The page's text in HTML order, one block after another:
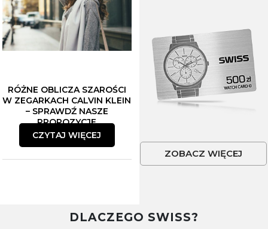
RÓŻNE OBLICZA SZAROŚCI
W ZEGARKACH CALVIN KLEIN
– SPRAWDŹ NASZE
PROPOZYCJE
CZYTAJ WIĘCEJ
ZOBACZ WIĘCEJ
DLACZEGO SWISS?